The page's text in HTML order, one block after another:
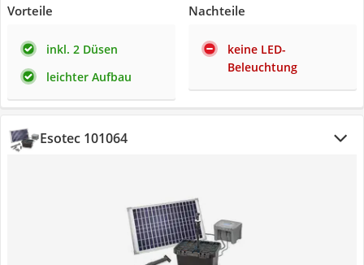
Vorteile
inkl. 2 Düsen
leichter Aufbau
Nachteile
keine LED-
Beleuchtung
Esotec 101064